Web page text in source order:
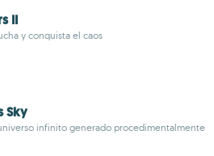
II
y conquista el caos
Sky
infinito generado procedimentalmente